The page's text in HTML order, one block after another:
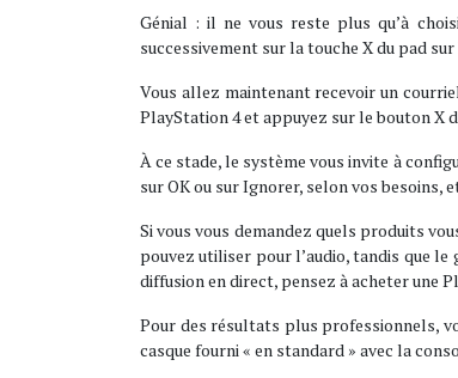
Génial : il ne vous reste plus qu’à
successivement sur la touche X du pad
Vous allez maintenant recevoir un
PlayStation 4 et appuyez sur le bouton X
À ce stade, le système vous invite à
sur OK ou sur Ignorer, selon vos besoins,
Si vous vous demandez quels produits
pouvez utiliser pour l’audio, tandis que
diffusion en direct, pensez à acheter une
Pour des résultats plus professionnels,
casque fourni « en standard » avec la